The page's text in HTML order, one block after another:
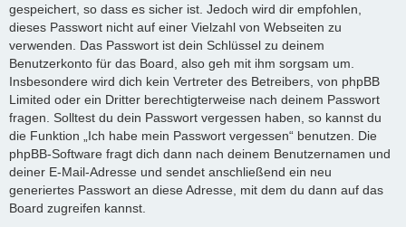
gespeichert, so dass es sicher ist. Jedoch wird dir empfohlen,
dieses Passwort nicht auf einer Vielzahl von Webseiten zu
verwenden. Das Passwort ist dein Schlüssel zu deinem
Benutzerkonto für das Board, also geh mit ihm sorgsam um.
Insbesondere wird dich kein Vertreter des Betreibers, von phpBB
Limited oder ein Dritter berechtigterweise nach deinem Passwort
fragen. Solltest du dein Passwort vergessen haben, so kannst du
die Funktion „Ich habe mein Passwort vergessen“ benutzen. Die
phpBB-Software fragt dich dann nach deinem Benutzernamen und
deiner E-Mail-Adresse und sendet anschließend ein neu
generiertes Passwort an diese Adresse, mit dem du dann auf das
Board zugreifen kannst.